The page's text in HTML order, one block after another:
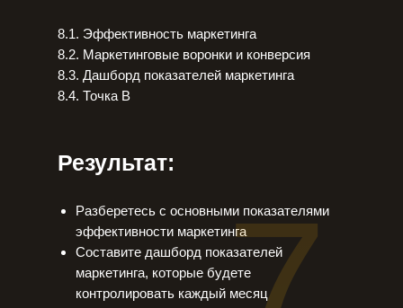
8.1. Эффективность маркетинга
8.2. Маркетинговые воронки и конверсия
8.3. Дашборд показателей маркетинга
8.4. Точка В
Разберетесь с основными показателями
эффективности маркетинга
Составите дашборд показателей
маркетинга, которые будете
контролировать каждый месяц
Результат: